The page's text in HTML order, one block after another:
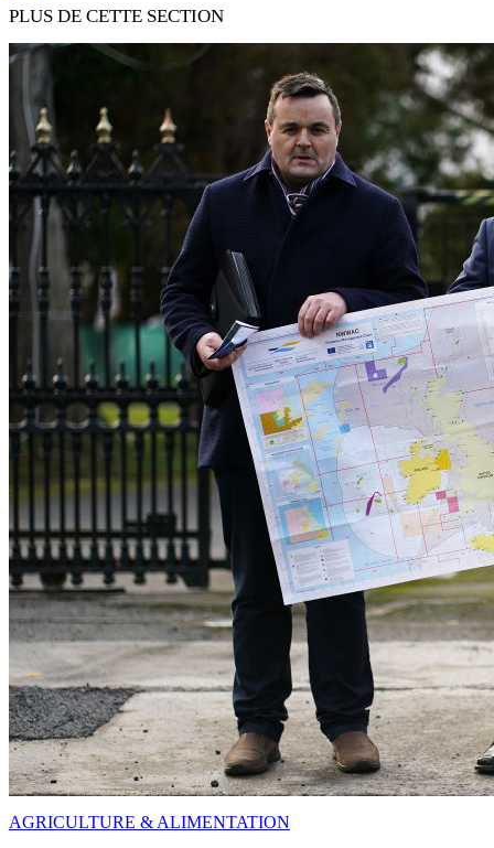
PLUS DE CETTE SECTION
AGRICULTURE & ALIMENTATION